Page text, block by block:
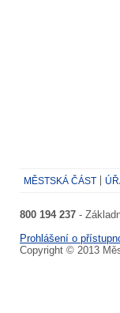
MĚSTSKÁ ČÁST
800 194 237 -
Prohlášení o
Copyright © 2013